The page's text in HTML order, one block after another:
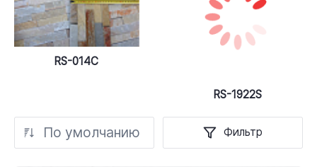
RS-014C
RS-1922S
По умолчанию Фильтр